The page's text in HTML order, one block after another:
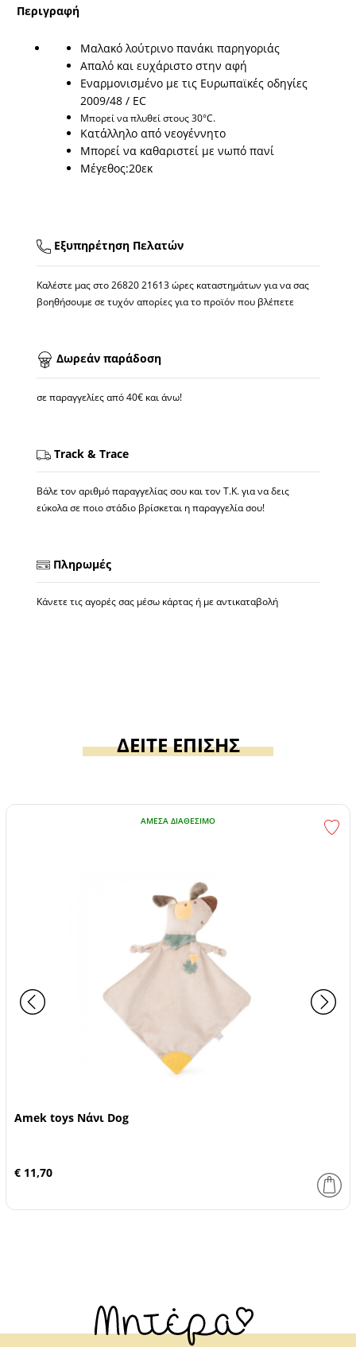
Περιγραφή
Μαλακό λούτρινο πανάκι παρηγοριάς
Απαλό και ευχάριστο στην αφή
Εναρμονισμένο με τις Ευρωπαϊκές οδηγίες
2009/48 / EC
Μπορεί να πλυθεί στους 30°C.
Κατάλληλο από νεογέννητο
Μπορεί να καθαριστεί με νωπό πανί
Μέγεθος:20εκ
Εξυπηρέτηση Πελατών
Καλέστε μας στο26820 21613ώρες καταστημάτων για να σας
βοηθήσουμε σε τυχόν απορίες για το προϊόν που βλέπετε
Δωρεάν παράδοση
σε παραγγελίες από 40€ και άνω!
Track & Trace
Βάλε τον αριθμό παραγγελίας σου και τον Τ.Κ. για να δεις
εύκολα σε ποιο στάδιο βρίσκεται η παραγγελία σου!
Πληρωμές
Κάνετε τις αγορές σας μέσω κάρτας ή με αντικαταβολή
ΔΕΙΤΕ ΕΠΙΣΗΣ
ΆΜΕΣΑ ΔΙΑΘΈΣΙΜΟ
Amek toys Νάνι Dog
€ 11,70